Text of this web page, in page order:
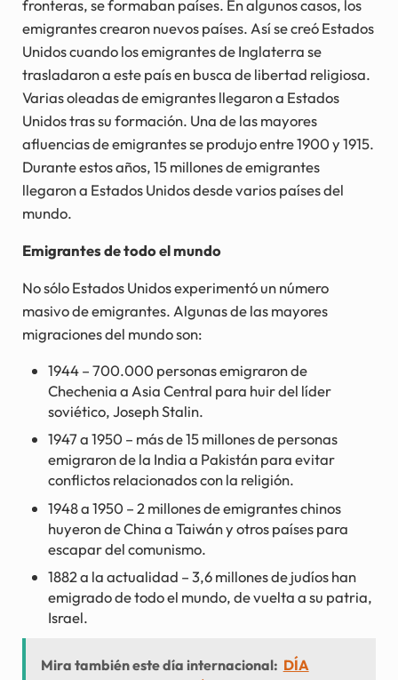
fronteras, se formaban países. En algunos casos, los
emigrantes crearon nuevos países. Así se creó Estados
Unidos cuando los emigrantes de Inglaterra se
trasladaron a este país en busca de libertad religiosa.
Varias oleadas de emigrantes llegaron a Estados
Unidos tras su formación. Una de las mayores
afluencias de emigrantes se produjo entre 1900 y 1915.
Durante estos años, 15 millones de emigrantes
llegaron a Estados Unidos desde varios países del
mundo.
Emigrantes de todo el mundo
No sólo Estados Unidos experimentó un número
masivo de emigrantes. Algunas de las mayores
migraciones del mundo son:
1944 – 700.000 personas emigraron de
Chechenia a Asia Central para huir del líder
soviético, Joseph Stalin.
1947 a 1950 – más de 15 millones de personas
emigraron de la India a Pakistán para evitar
conflictos relacionados con la religión.
1948 a 1950 – 2 millones de emigrantes chinos
huyeron de China a Taiwán y otros países para
escapar del comunismo.
1882 a la actualidad – 3,6 millones de judíos han
emigrado de todo el mundo, de vuelta a su patria,
Israel.
Mira también este día internacional: DÍA